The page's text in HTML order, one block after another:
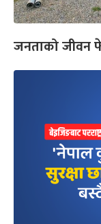
जनताको जीवन